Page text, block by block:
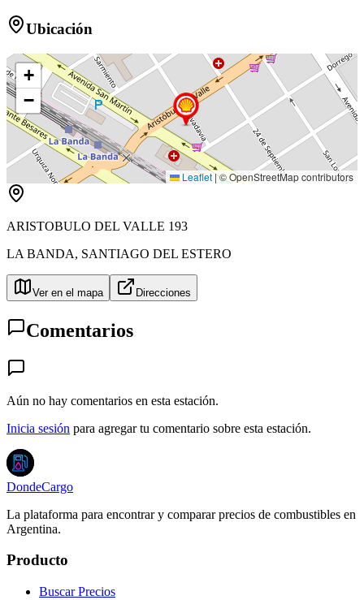
Ubicación
+
−
Leaflet|© OpenStreetMap contributors
ARISTOBULO DEL VALLE 193
LA BANDA, SANTIAGO DEL ESTERO
Ver en el mapa Direcciones
Comentarios
Aún no hay comentarios en esta estación.
Inicia sesión para agregar tu comentario sobre esta estación.
DondeCargo
La plataforma para encontrar y comparar precios de combustibles en
Argentina.
Producto
Buscar Precios